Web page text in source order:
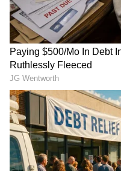
Image Credit :Others
ಕಳೆದ ಕೆಲವು
ಇಳಿಸಿಕೊಂಡಿರುವುದು
ವ್ಯಕ್ತಪಡಿಸುತ್ತಿದ್ದರು.
ಪ್ರಶ್ನೆಗೆ ಈಗ ಸಮಂತಾ
ನೀಡಿದ್ದಾರೆ.